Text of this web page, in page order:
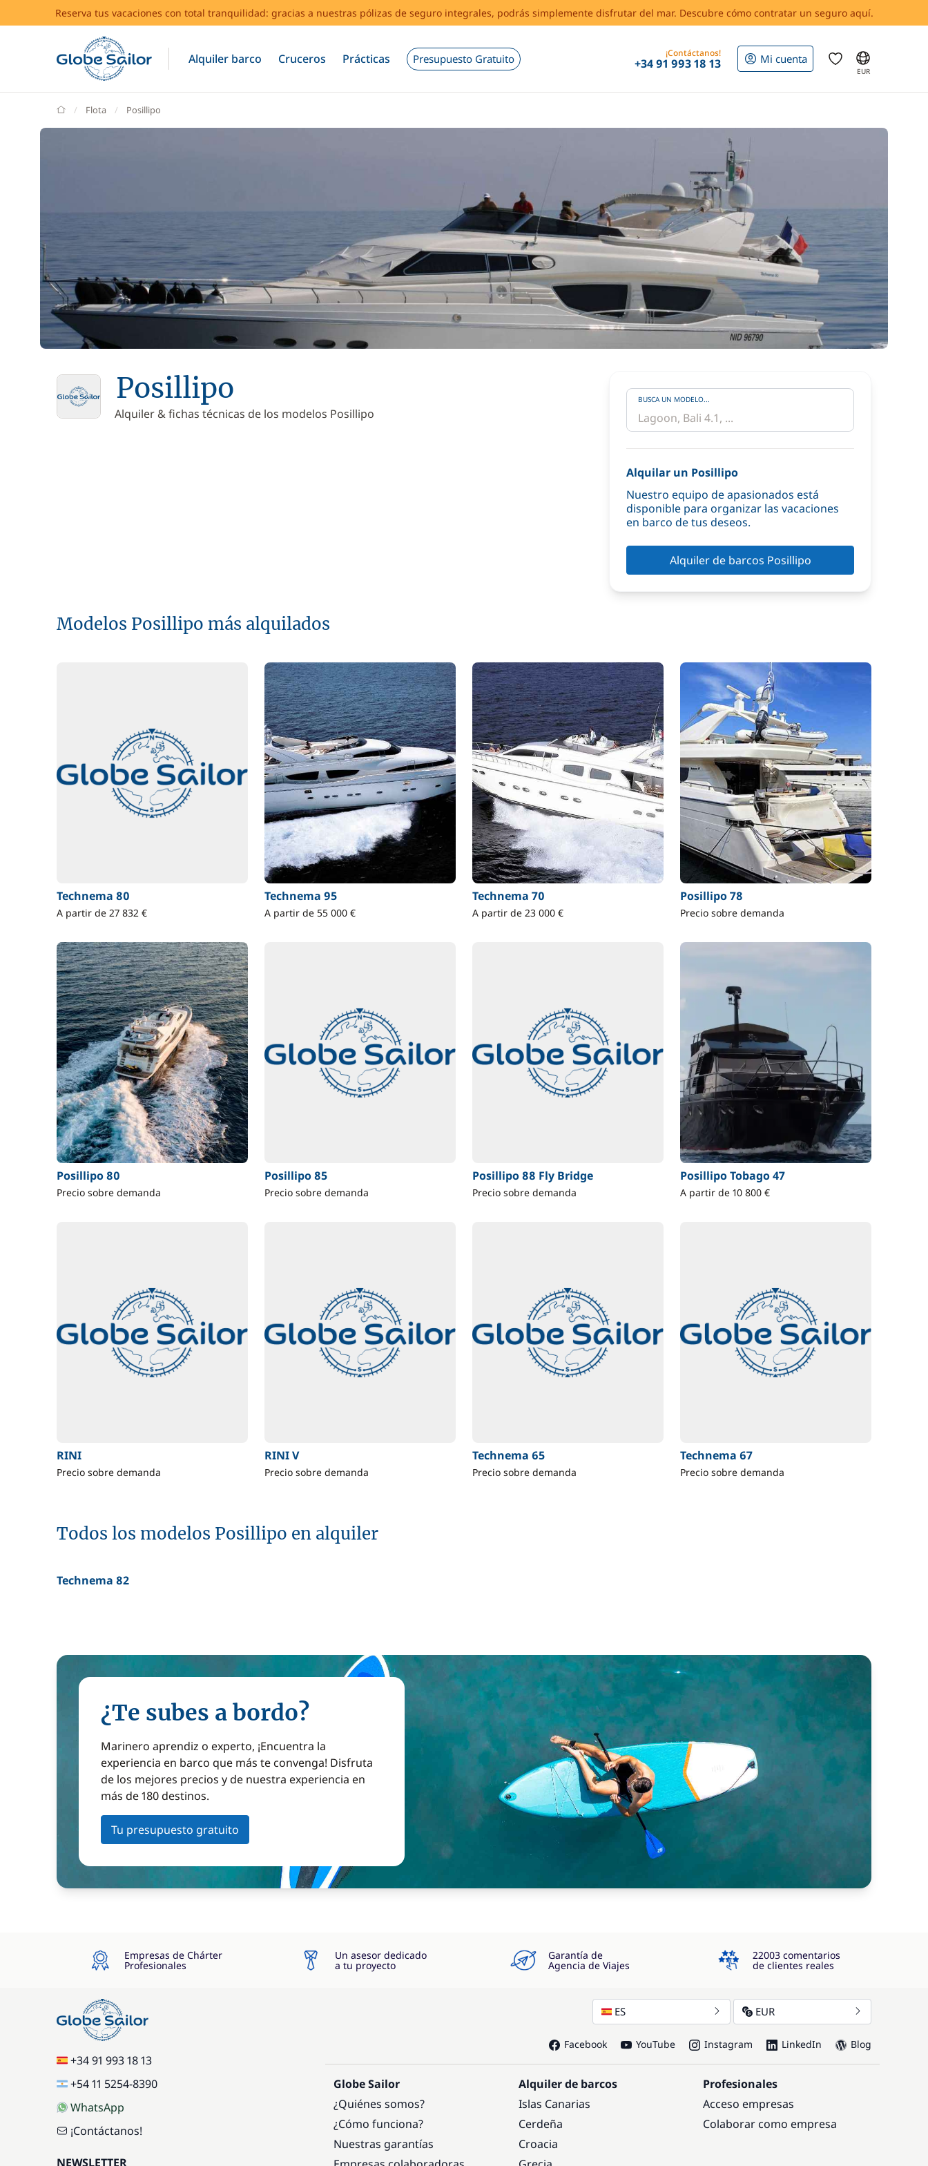
Reserva tus vacaciones con total tranquilidad: gracias a nuestras pólizas de seguro integrales, podrás simplemente disfrutar del mar. Descubre cómo contratar un seguro aquí.
Alquiler barco Cruceros Prácticas Presupuesto Gratuito ¡Contáctanos!
+34 91 993 18 13 Mi cuenta
EUR
GlobeSailor
Flota Posillipo
Posillipo
Alquiler & fichas técnicas de los modelos Posillipo
BUSCA UN MODELO...
Alquilar un Posillipo
Nuestro equipo de apasionados está
disponible para organizar las vacaciones
en barco de tus deseos.
Alquiler de barcos Posillipo
Modelos Posillipo más alquilados
Technema 80
A partir de 27 832 €
Technema 95
A partir de 55 000 €
Technema 70
A partir de 23 000 €
Posillipo 78
Precio sobre demanda
Posillipo 80
Precio sobre demanda
Posillipo 85
Precio sobre demanda
Posillipo 88 Fly Bridge
Precio sobre demanda
Posillipo Tobago 47
A partir de 10 800 €
RINI
Precio sobre demanda
RINI V
Precio sobre demanda
Technema 65
Precio sobre demanda
Technema 67
Precio sobre demanda
Todos los modelos Posillipo en alquiler
Technema 82
¿Te subes a bordo?
Marinero aprendiz o experto, ¡Encuentra la
experiencia en barco que más te convenga! Disfruta
de los mejores precios y de nuestra experiencia en
más de 180 destinos.
Tu presupuesto gratuito
Empresas de Chárter
Profesionales
Un asesor dedicado
a tu proyecto
Garantía de
Agencia de Viajes
4.3
22003 comentarios
de clientes reales
+34 91 993 18 13
+54 11 5254-8390
WhatsApp
¡Contáctanos!
NEWSLETTER
ES EUR
Facebook YouTube Instagram LinkedIn Blog
Globe Sailor
¿Quiénes somos?
¿Cómo funciona?
Nuestras garantías
Alquiler de barcos
Islas Canarias
Cerdeña
Croacia
Profesionales
Acceso empresas
Colaborar como empresa